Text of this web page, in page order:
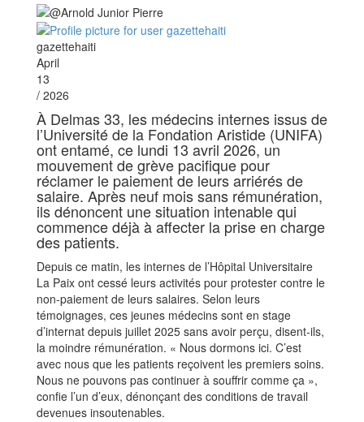
gazettehaiti
April
13
/ 2026
À Delmas 33, les médecins internes issus de
l’Université de la Fondation Aristide (UNIFA)
ont entamé, ce lundi 13 avril 2026, un
mouvement de grève pacifique pour
réclamer le paiement de leurs arriérés de
salaire. Après neuf mois sans rémunération,
ils dénoncent une situation intenable qui
commence déjà à affecter la prise en charge
des patients.
Depuis ce matin, les internes de l’Hôpital Universitaire
La Paix ont cessé leurs activités pour protester contre le
non-paiement de leurs salaires. Selon leurs
témoignages, ces jeunes médecins sont en stage
d’internat depuis juillet 2025 sans avoir perçu, disent-ils,
la moindre rémunération. « Nous dormons ici. C’est
avec nous que les patients reçoivent les premiers soins.
Nous ne pouvons pas continuer à souffrir comme ça »,
confie l’un d’eux, dénonçant des conditions de travail
devenues insoutenables.